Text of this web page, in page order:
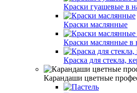
Краски гуашевые в
Краски маслянные
Краски маслянные в
Краска для стекла,
Карандаши цветные